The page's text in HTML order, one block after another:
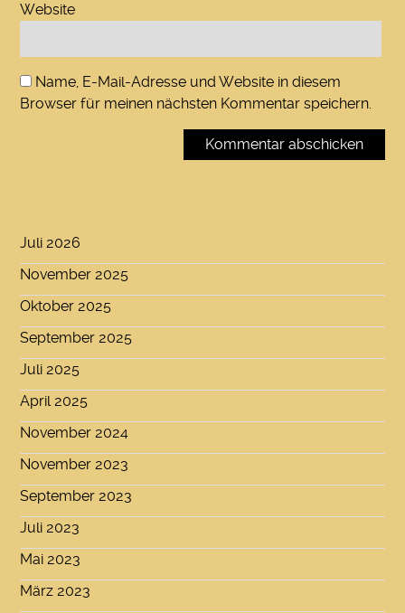
Website
Name, E-Mail-Adresse und Website in diesem
Browser für meinen nächsten Kommentar speichern.
Juli 2026
November 2025
Oktober 2025
September 2025
Juli 2025
April 2025
November 2024
November 2023
September 2023
Juli 2023
Mai 2023
März 2023